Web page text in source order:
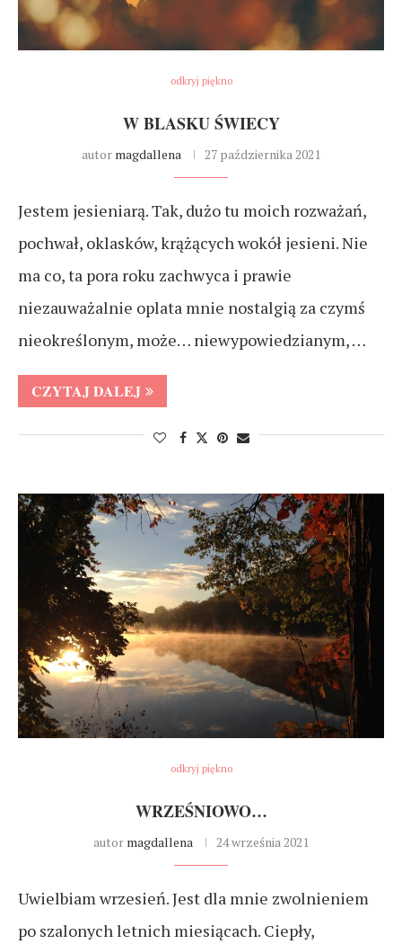
odkryj piękno
W BLASKU ŚWIECY
autor magdallena 27 października 2021
Jestem jesieniarą. Tak, dużo tu moich rozważań,
pochwał, oklasków, krążących wokół jesieni. Nie
ma co, ta pora roku zachwyca i prawie
niezauważalnie oplata mnie nostalgią za czymś
nieokreślonym, może… niewypowiedzianym, …
CZYTAJ DALEJ
odkryj piękno
WRZEŚNIOWO…
autor magdallena 24 września 2021
Uwielbiam wrzesień. Jest dla mnie zwolnieniem
po szalonych letnich miesiącach. Ciepły,